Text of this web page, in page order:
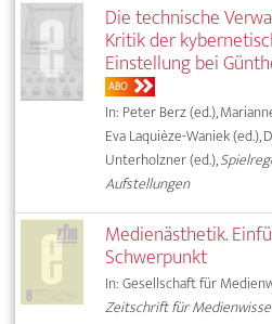
Die technische
Kritik der
Einstellung bei
ABO
In: Peter Berz (ed.),
Eva Laquièze-Waniek (ed.),
Unterholzner (ed.),
Aufstellungen
Medienästhetik.
Schwerpunkt
In: Gesellschaft für
Zeitschrift für